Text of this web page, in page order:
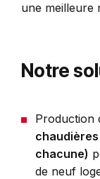
une meilleure
Notre
Production
chacune)
de neuf